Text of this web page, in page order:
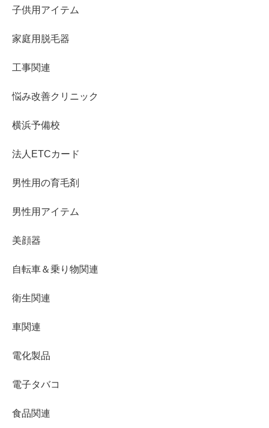
子供用アイテム
家庭用脱毛器
工事関連
悩み改善クリニック
横浜予備校
法人ETCカード
男性用の育毛剤
男性用アイテム
美顔器
自転車＆乗り物関連
衛生関連
車関連
電化製品
電子タバコ
食品関連